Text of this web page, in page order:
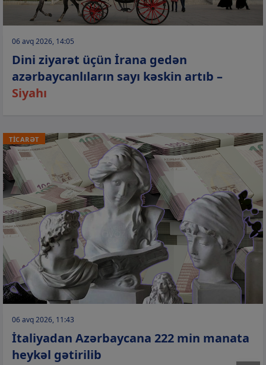
06 avq 2026, 14:05
Dini ziyarət üçün İrana gedən
azərbaycanlıların sayı kəskin artıb –
Siyahı
TİCARƏT
06 avq 2026, 11:43
İtaliyadan Azərbaycana 222 min manata
heykəl gətirilib